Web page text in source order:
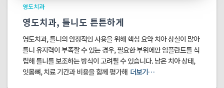
영도치과
영도치과, 틀니도 튼튼하게
영도치과, 틀니의 안정적인 사용을 위해 핵심 요약 치아 상실이 많아
틀니 유지력이 부족할 수 있는 경우, 필요한 부위에만 임플란트를 식
립해 틀니를 보조하는 방식이 고려될 수 있습니다. 남은 치아 상태,
잇몸뼈, 치료 기간과 비용을 함께 평가해 더보기…